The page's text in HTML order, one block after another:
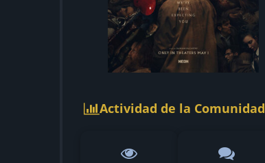
Actividad de la Comunidad